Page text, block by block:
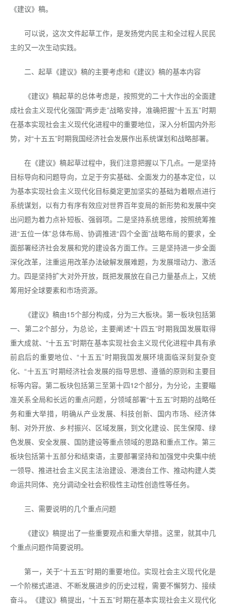
《建议》稿。
可以说，这次文件起草工作，是发扬党内民主和全过程人民民
主的又一次生动实践。
二、起草《建议》稿的主要考虑和《建议》稿的基本内容
《建议》稿起草的总体考虑是，按照党的二十大作出的全面建
成社会主义现代化强国“两步走”战略安排，准确把握“十五五”时期
在基本实现社会主义现代化进程中的重要地位，深入分析国内外形
势，对“十五五”时期我国经济社会发展作出系统谋划和战略部署。
在《建议》稿起草过程中，我们注意把握以下几点。一是坚持
目标导向和问题导向，立足于夯实基础、全面发力的基本定位，以
为基本实现社会主义现代化目标奠定更加坚实的基础为着眼点进行
系统谋划，以有力有序有效应对世界百年变局的新形势和发展中突
出问题为着力点补短板、强弱项。二是坚持系统思维，按照统筹推
进“五位一体”总体布局、协调推进“四个全面”战略布局的要求，全
面部署经济社会发展和党的建设各方面工作。三是坚持进一步全面
深化改革，注重运用改革办法破解发展难题，为发展增动力、激活
力。四是坚持扩大对外开放，既把发展放在自己力量基点上，又统
筹用好全球要素和市场资源。
《建议》稿由15个部分构成，分为三大板块。第一板块包括第
一、第二2个部分，为总论，主要阐述“十四五”时期我国发展取得
重大成就、“十五五”时期在基本实现社会主义现代化进程中具有承
前启后的重要地位、“十五五”时期我国发展环境面临深刻复杂变
化、“十五五”时期经济社会发展的指导思想、遵循的原则和主要目
标等内容。第二板块包括第三至第十四12个部分，为分论，主要瞄
准关系全局和长远的重点问题，分领域部署“十五五”时期的战略任
务和重大举措，明确从产业发展、科技创新、国内市场、经济体
制、对外开放、乡村振兴、区域发展，到文化建设、民生保障、绿
色发展、安全发展、国防建设等重点领域的思路和重点工作。第三
板块包括第十五部分和结束语，主要部署坚持和加强党中央集中统
一领导、推进社会主义民主法治建设、港澳台工作、推动构建人类
命运共同体、充分调动全社会积极性主动性创造性等任务。
三、需要说明的几个重点问题
《建议》稿提出了一些重要观点和重大举措。这里，就其中几
个重点问题作简要说明。
第一，关于“十五五”时期的重要地位。实现社会主义现代化是
一个阶梯式递进、不断发展进步的历史过程，需要不懈努力、接续
奋斗。《建议》稿提出，“十五五”时期在基本实现社会主义现代化